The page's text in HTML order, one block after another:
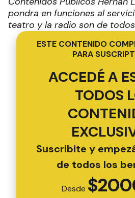
pondra en funciones al
teatro y la radio son de
ESTE CONTENIDO
PARA
ACCEDÉ A
TODOS
Suscribite y
de todos los
Desde $